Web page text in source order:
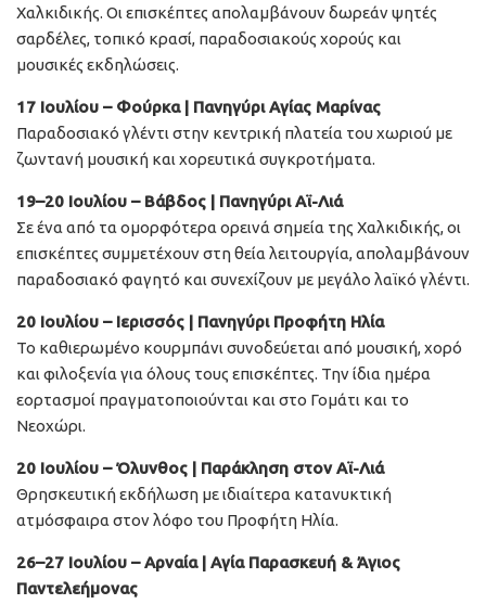
Χαλκιδικής. Οι επισκέπτες απολαμβάνουν δωρεάν ψητές
σαρδέλες, τοπικό κρασί, παραδοσιακούς χορούς και
μουσικές εκδηλώσεις.
17 Ιουλίου – Φούρκα | Πανηγύρι Αγίας Μαρίνας
Παραδοσιακό γλέντι στην κεντρική πλατεία του χωριού με
ζωντανή μουσική και χορευτικά συγκροτήματα.
19–20 Ιουλίου – Βάβδος | Πανηγύρι Αϊ-Λιά
Σε ένα από τα ομορφότερα ορεινά σημεία της Χαλκιδικής, οι
επισκέπτες συμμετέχουν στη θεία λειτουργία, απολαμβάνουν
παραδοσιακό φαγητό και συνεχίζουν με μεγάλο λαϊκό γλέντι.
20 Ιουλίου – Ιερισσός | Πανηγύρι Προφήτη Ηλία
Το καθιερωμένο κουρμπάνι συνοδεύεται από μουσική, χορό
και φιλοξενία για όλους τους επισκέπτες. Την ίδια ημέρα
εορτασμοί πραγματοποιούνται και στο Γομάτι και το
Νεοχώρι.
20 Ιουλίου – Όλυνθος | Παράκληση στον Αϊ-Λιά
Θρησκευτική εκδήλωση με ιδιαίτερα κατανυκτική
ατμόσφαιρα στον λόφο του Προφήτη Ηλία.
26–27 Ιουλίου – Αρναία | Αγία Παρασκευή & Άγιος
Παντελεήμονας